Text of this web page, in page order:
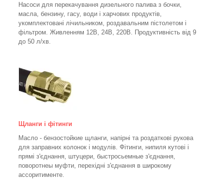
Насоси для перекачування дизельного палива з бочки,
масла, бензину, гасу, води і харчових продуктів,
укомплектовані лічильником, роздавальним пістолетом і
фільтром. Живленням 12В, 24В, 220В. Продуктивність від 9
до 50 л/хв.
Щланги і фітинги
Масло - бензостойкие щланги, напірні та роздаткові рукова
для заправних колонок і модулів. Фітинги, нипиля кутові і
прямі з'єднання, штуцери, быстросьемные з'єднання,
поворотнеы муфти, перехідні з'єднання в широкому
ассоритименте.